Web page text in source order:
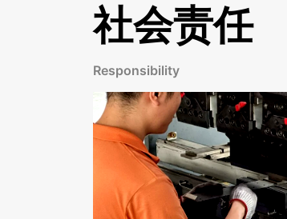
社会责任
Responsibility